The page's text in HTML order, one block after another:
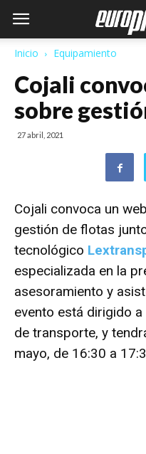
Inicio Equipamiento
Cojali
sobre
27 abril, 2021
Cojali convoca un
gestión de flotas
tecnológico
especializada en la
asesoramiento y
evento está dirigido
de transporte, y
mayo, de 16:30 a